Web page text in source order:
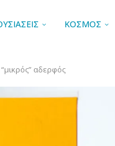
ΚΟΣΜΟΣ
αδερφός